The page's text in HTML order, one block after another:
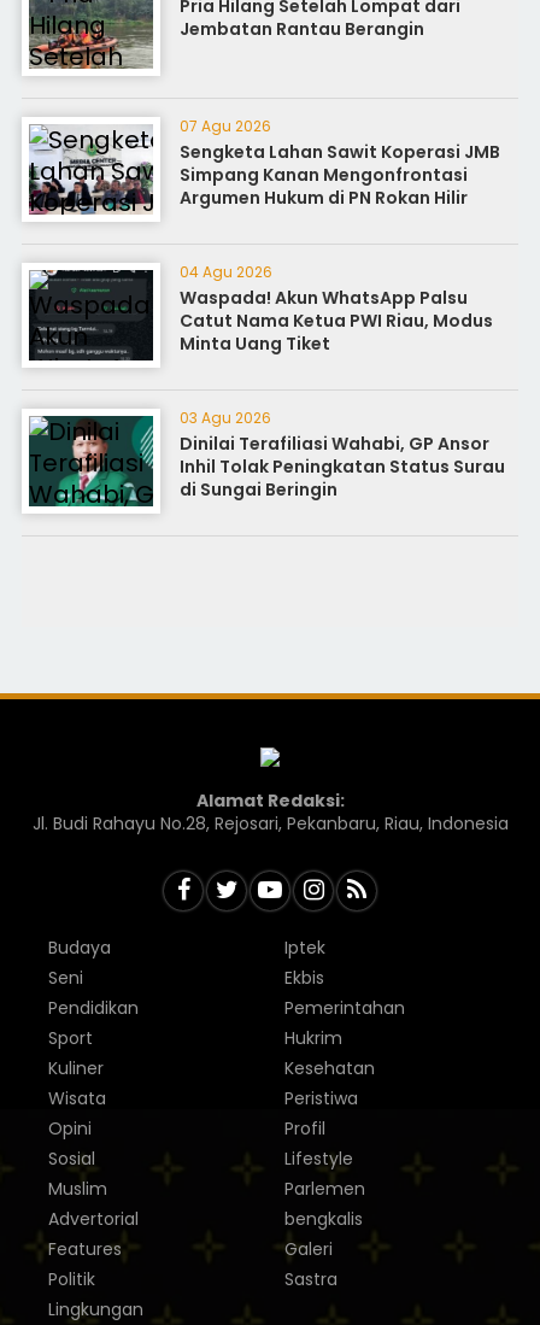
Pria Hilang Setelah Lompat dari
Jembatan Rantau Berangin
07 Agu 2026
Sengketa Lahan Sawit Koperasi JMB
Simpang Kanan Mengonfrontasi
Argumen Hukum di PN Rokan Hilir
04 Agu 2026
Waspada! Akun WhatsApp Palsu
Catut Nama Ketua PWI Riau, Modus
Minta Uang Tiket
03 Agu 2026
Dinilai Terafiliasi Wahabi, GP Ansor
Inhil Tolak Peningkatan Status Surau
di Sungai Beringin
Alamat Redaksi:
Jl. Budi Rahayu No.28, Rejosari, Pekanbaru, Riau, Indonesia
Budaya
Seni
Pendidikan
Sport
Kuliner
Wisata
Iptek
Ekbis
Pemerintahan
Hukrim
Kesehatan
Peristiwa
Opini
Sosial
Muslim
Advertorial
Features
Politik
Profil
Lifestyle
Parlemen
bengkalis
Galeri
Sastra
Lingkungan